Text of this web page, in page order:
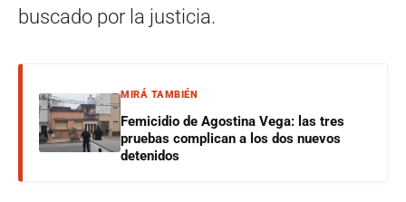
buscado por la justicia.
MIRÁ TAMBIÉN
Femicidio de Agostina Vega: las tres
pruebas complican a los dos nuevos
detenidos